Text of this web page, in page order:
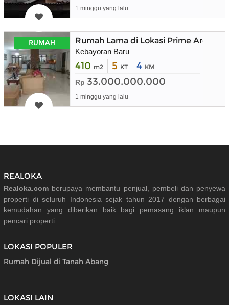
1 minggu yang lalu
RUMAH Rumah Lama di Lokasi Prime Area
Kebayoran Baru
410 m2 5 KT 4 KM
Rp 33.000.000.000
1 minggu yang lalu
REALOKA
Realoka.com berupaya membantu penjual, pembeli dan penyewa
properti di seluruh Indonesia sejak tahun 2017 dengan berbagai
kemudahan yang diberikan baik bagi pemasang iklan maupun
pencari properti.
LOKASI POPULER
Rumah Dijual di Tanah Abang
LOKASI LAIN